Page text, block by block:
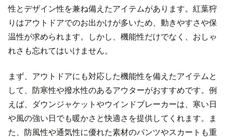
性とデザイン性を兼ね備えたアイテムがあります。紅葉狩
りはアウトドアでのお出かけが多いため、動きやすさや保
温性が求められます。しかし、機能性だけでなく、おしゃ
れさも忘れてはいけません。
まず、アウトドアにも対応した機能性を備えたアイテムと
して、防寒性や撥水性のあるアウターがおすすめです。例
えば、ダウンジャケットやウインドブレーカーは、寒い日
や風の強い日でも暖かさと快適さを提供してくれます。ま
た、防風性や通気性に優れた素材のパンツやスカートも重